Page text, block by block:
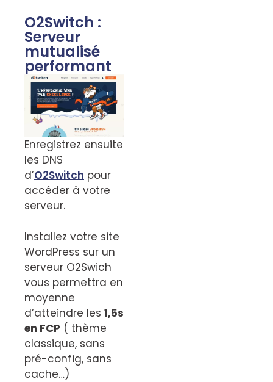
O2Switch :
Serveur
mutualisé
performant
Enregistrez ensuite
les DNS
d’O2Switch pour
accéder à votre
serveur.
Installez votre site
WordPress sur un
serveur O2Swich
vous permettra en
moyenne
d’atteindre les 1,5s
en FCP ( thème
classique, sans
pré-config, sans
cache…)